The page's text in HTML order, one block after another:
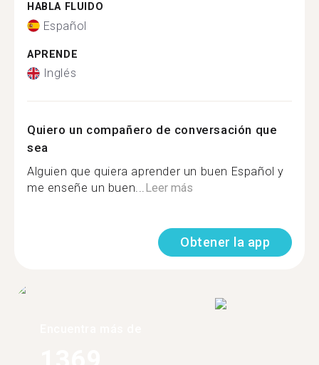
HABLA FLUIDO
Español
APRENDE
Inglés
Quiero un compañero de conversación que
sea
Alguien que quiera aprender un buen Español y
me enseñe un buen...Leer más
Obtener la app